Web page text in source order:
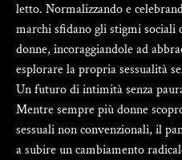
letto. Normalizzando e
marchi sfidano gli stigmi sociali
donne, incoraggiandole ad
esplorare la propria sessualità
Un futuro di intimità senza
Mentre sempre più donne
sessuali non convenzionali, il
a subire un cambiamento